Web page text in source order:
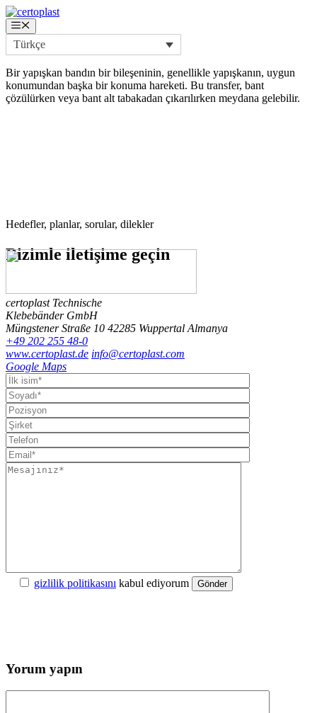
İçeriğe
atla
Menü
Türkçe
Bir yapışkan bandın bir bileşeninin, genellikle yapışkanın, uygun
konumundan başka bir konuma hareketi. Bu transfer, bant
çözülürken veya bant alt tabakadan çıkarılırken meydana gelebilir.
Hedefler, planlar, sorular, dilekler
Bizimleiletişime geçin
certoplast Technische
Klebebänder GmbH
Müngstener Straße 10 42285 Wuppertal Almanya
+49 202 255 48-0
www.certoplast.de info@certoplast.com
Google Maps
gizlilik politikasını kabul ediyorum Gönder
Yorum yapın